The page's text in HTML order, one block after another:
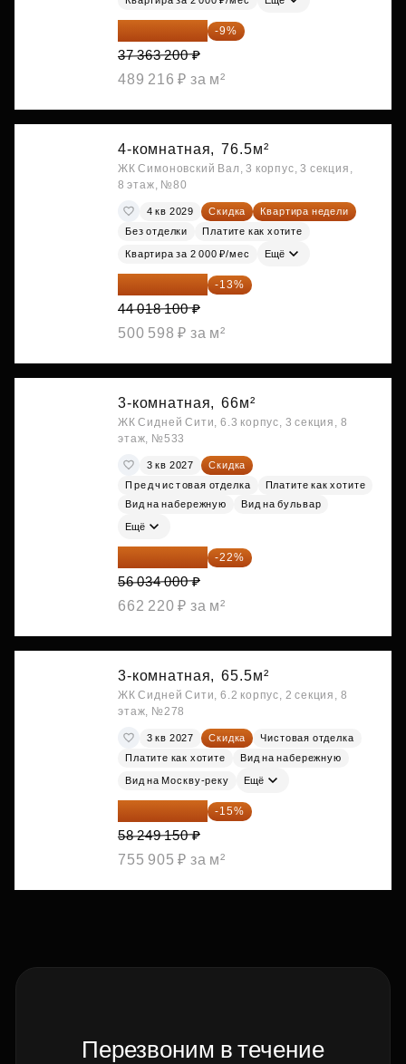
34 000 512 ₽ -9%
37 363 200 ₽
489 216 ₽ за м²
4-комнатная, 76.5м²
ЖК Симоновский Вал, 3 корпус, 3 секция,
8 этаж, №80
4 кв 2029 Скидка
Квартира недели
Без отделки
Платите как хотите
Квартира за 2 000 ₽/мес Ещё
38 295 747 ₽ -13%
44 018 100 ₽
500 598 ₽ за м²
3-комнатная, 66м²
ЖК Сидней Сити, 6.3 корпус, 3 секция, 8
этаж, №533
3 кв 2027
Скидка
Предчистовая отделка
Платите как хотите
Вид на набережную
Вид на бульвар
Ещё
43 706 520 ₽ -22%
56 034 000 ₽
662 220 ₽ за м²
3-комнатная, 65.5м²
ЖК Сидней Сити, 6.2 корпус, 2 секция, 8
этаж, №278
3 кв 2027 Скидка
Чистовая отделка
Платите как хотите
Вид на набережную
Вид на Москву-реку Ещё
49 511 778 ₽ -15%
58 249 150 ₽
755 905 ₽ за м²
Перезвоним в течение